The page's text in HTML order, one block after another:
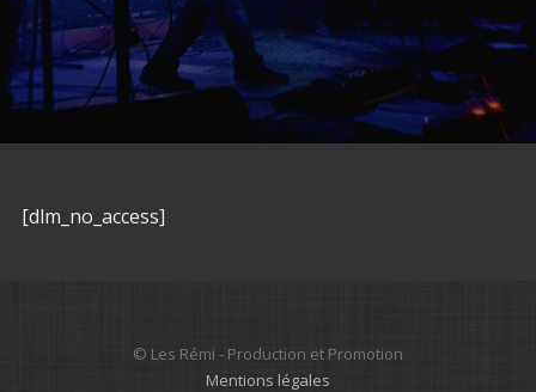
[dlm_no_access]
© Les Rémi - Production et Promotion
Mentions légales